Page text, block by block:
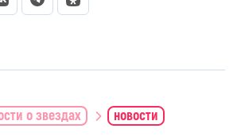
о звездах новости